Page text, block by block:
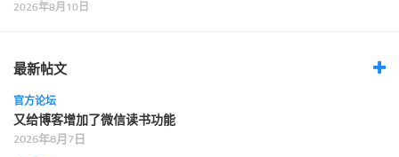
2026年8月10日
最新帖文
官方论坛
又给博客增加了微信读书功能
2026年8月7日